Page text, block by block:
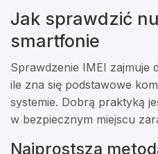
Jak sprawdzić
smartfonie
Sprawdzenie IMEI zajmuje
ile zna się podstawowe
systemie. Dobrą praktyką
w bezpiecznym miejscu
Najprostsza